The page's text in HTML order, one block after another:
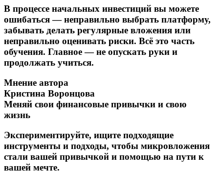
В процессе начальных инвестиций вы можете
ошибаться — неправильно выбрать платформу,
забывать делать регулярные вложения или
неправильно оценивать риски. Всё это часть
обучения. Главное — не опускать руки и
продолжать учиться.
Мнение автора
Кристина Воронцова
Меняй свои финансовые привычки и свою
жизнь
Экспериментируйте, ищите подходящие
инструменты и подходы, чтобы микровложения
стали вашей привычкой и помощью на пути к
вашей мечте.